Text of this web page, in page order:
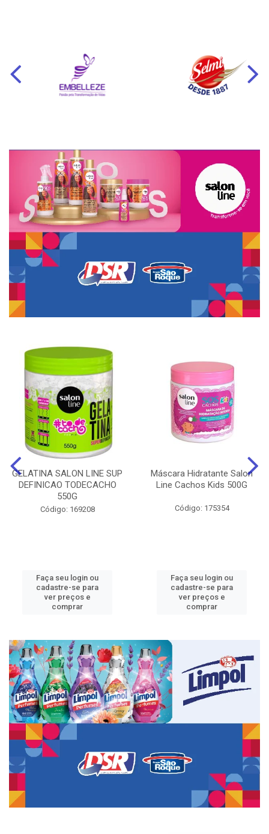
GELATINA SALON LINE SUP
DEFINICAO TODECACHO
550G
Código: 169208
Faça seu login ou
cadastre-se para
ver preços e
comprar
Máscara Hidratante Salon
Line Cachos Kids 500G
Código: 175354
Faça seu login ou
cadastre-se para
ver preços e
comprar